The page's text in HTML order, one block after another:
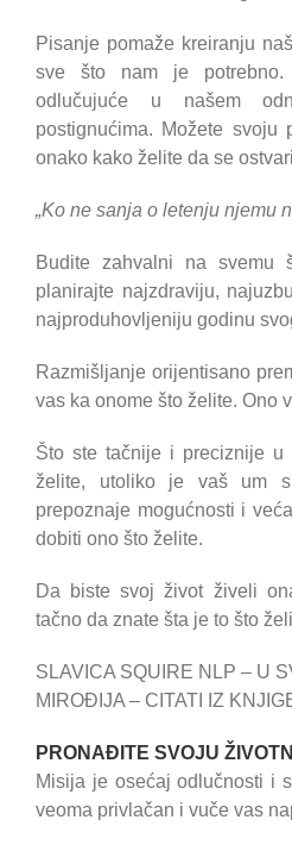
Pisanje pomaže kreiranju
sve što nam je potrebno.
odlučujuće u našem
postignućima. Možete svoju
onako kako želite da se
„Ko ne sanja o letenju njemu
Budite zahvalni na
planirajte najzdraviju,
najproduhovljeniju godinu
Razmišljanje orijentisano
vas ka onome što želite. Ono
Što ste tačnije i preciznije u
želite, utoliko je vaš um
prepoznaje mogućnosti i
dobiti ono što želite.
Da biste svoj život živeli
tačno da znate šta je to što
SLAVICA SQUIRE NLP – U
MIROĐIJA – CITATI IZ
PRONAĐITE SVOJU
Misija je osećaj odlučnosti i
veoma privlačan i vuče vas